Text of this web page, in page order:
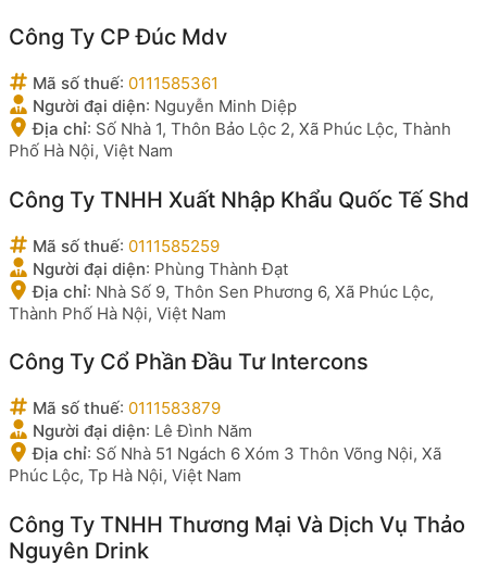
Công Ty CP Đúc Mdv
Mã số thuế: 0111585361
Người đại diện: Nguyễn Minh Diệp
Địa chỉ: Số Nhà 1, Thôn Bảo Lộc 2, Xã Phúc Lộc, Thành
Phố Hà Nội, Việt Nam
Công Ty TNHH Xuất Nhập Khẩu Quốc Tế Shd
Mã số thuế: 0111585259
Người đại diện: Phùng Thành Đạt
Địa chỉ: Nhà Số 9, Thôn Sen Phương 6, Xã Phúc Lộc,
Thành Phố Hà Nội, Việt Nam
Công Ty Cổ Phần Đầu Tư Intercons
Mã số thuế: 0111583879
Người đại diện: Lê Đình Năm
Địa chỉ: Số Nhà 51 Ngách 6 Xóm 3 Thôn Võng Nội, Xã
Phúc Lộc, Tp Hà Nội, Việt Nam
Công Ty TNHH Thương Mại Và Dịch Vụ Thảo
Nguyên Drink